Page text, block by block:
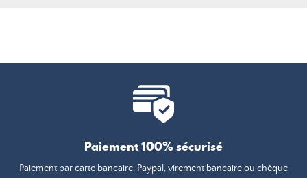
Paiement 100% sécurisé
Paiement par carte bancaire, Paypal, virement bancaire ou chèque